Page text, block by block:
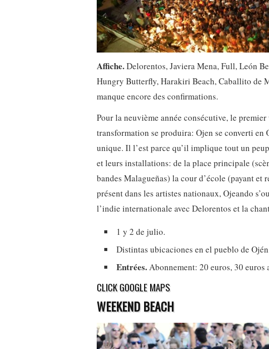
Affiche.Delorentos, Javiera Mena, Full, León
Hungry Butterfly, Harakiri Beach, Caballito de
manque encore des confirmations.
Pour la neuvième année consécutive, le
transformation se produira: Ojen se converti en
unique. Il l’est parce qu’il implique tout un
et leurs installations: de la place principale
bandes Malagueñas) la cour d’école (payant et
présent dans les artistes nationaux, Ojeando
l’indie internationale avec Delorentos et la
1 y 2 de julio.
Distintas ubicaciones en el pueblo de
Entrées.Abonnement: 20 euros, 30 euros
CLICK GOOGLE MAPS
WEEKEND BEACH